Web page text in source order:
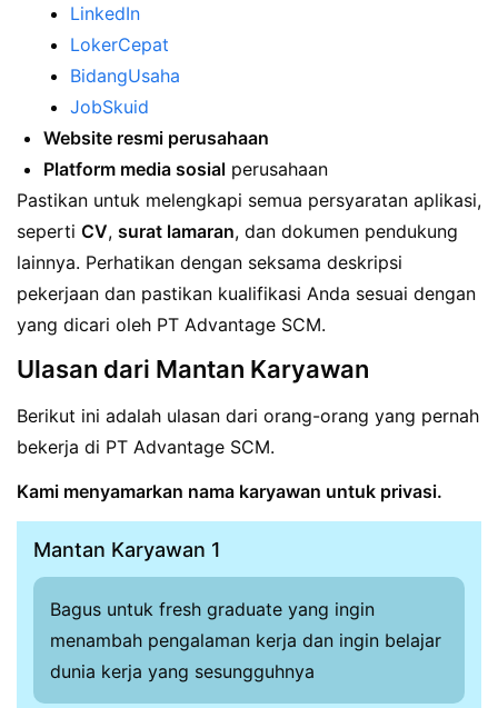
LinkedIn
LokerCepat
BidangUsaha
JobSkuid
Website resmi perusahaan
Platform media sosial perusahaan
Pastikan untuk melengkapi semua persyaratan aplikasi,
seperti CV, surat lamaran, dan dokumen pendukung
lainnya. Perhatikan dengan seksama deskripsi
pekerjaan dan pastikan kualifikasi Anda sesuai dengan
yang dicari oleh PT Advantage SCM.
Ulasan dari Mantan Karyawan
Berikut ini adalah ulasan dari orang-orang yang pernah
bekerja di PT Advantage SCM.
Kami menyamarkan nama karyawan untuk privasi.
Mantan Karyawan 1
Bagus untuk fresh graduate yang ingin
menambah pengalaman kerja dan ingin belajar
dunia kerja yang sesungguhnya